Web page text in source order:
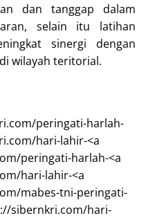
dan tanggap dalam
selain itu latihan
sinergi dengan
wilayah teritorial.
peringati-harlah-
hari-lahir-<a
peringati-harlah-<a
hari-lahir-<a
mabes-tni-peringati-
sibernkri.com/hari-